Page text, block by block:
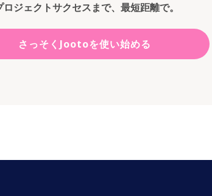
ロジェクトサクセスまで、最短距離で。
さっそくJootoを使い始める